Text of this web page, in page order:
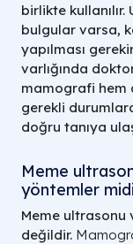
birlikte kullanılır.
bulgular varsa,
yapılması
varlığında
mamografi hem
gerekli
doğru tanıya
Meme
yöntemler
Meme ultrasonu
değildir.